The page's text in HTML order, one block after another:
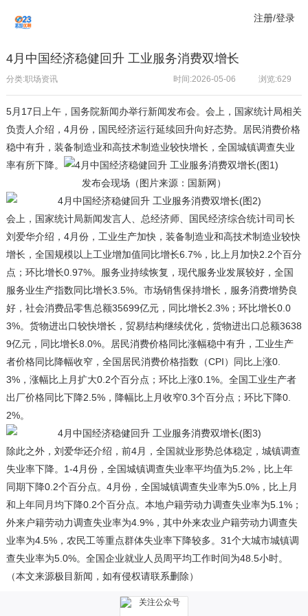
注册/登录
4月中国经济稳健回升 工业服务消费双增长
分类:职场资讯 浏览:629
时间:2026-05-06
5月17日上午，国务院新闻办举行新闻发布会。会上，国家统计局相关
负责人介绍，4月份，国民经济运行延续回升向好态势。居民消费价格
稳中有升，装备制造业和高技术制造业较快增长，全国城镇调查失业
率有所下降。
发布会现场（图片来源：国新网）
会上，国家统计局新闻发言人、总经济师、国民经济综合统计司司长
刘爱华介绍，4月份，工业生产加快，装备制造业和高技术制造业较快
增长，全国规模以上工业增加值同比增长6.7%，比上月加快2.2个百分
点；环比增长0.97%。服务业持续恢复，现代服务业发展较好，全国
服务业生产指数同比增长3.5%。市场销售保持增长，服务消费增势良
好，社会消费品零售总额35699亿元，同比增长2.3%；环比增长0.0
3%。货物进出口较快增长，贸易结构继续优化，货物进出口总额3638
9亿元，同比增长8.0%。居民消费价格同比涨幅稳中有升，工业生产
者价格同比降幅收窄，全国居民消费价格指数（CPI）同比上涨0.
3%，涨幅比上月扩大0.2个百分点；环比上涨0.1%。全国工业生产者
出厂价格同比下降2.5%，降幅比上月收窄0.3个百分点；环比下降0.
2%。
除此之外，刘爱华还介绍，前4月，全国就业形势总体稳定，城镇调查
失业率下降。1-4月份，全国城镇调查失业率平均值为5.2%，比上年
同期下降0.2个百分点。4月份，全国城镇调查失业率为5.0%，比上月
和上年同月均下降0.2个百分点。本地户籍劳动力调查失业率为5.1%；
外来户籍劳动力调查失业率为4.9%，其中外来农业户籍劳动力调查失
业率为4.5%，农民工等重点群体失业率下降较多。31个大城市城镇调
查失业率为5.0%。全国企业就业人员周平均工作时间为48.5小时。
（本文来源极目新闻，如有侵权请联系删除）